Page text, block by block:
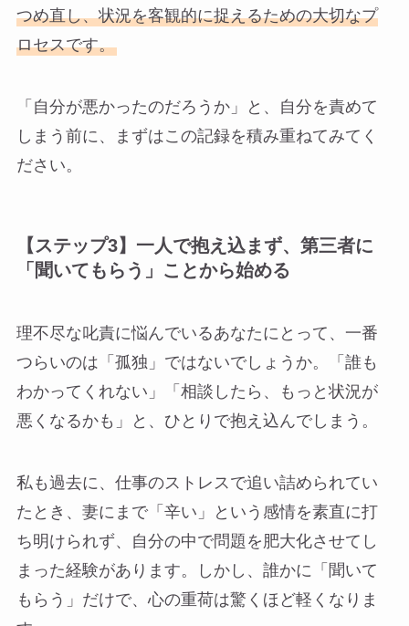
つめ直し、状況を客観的に捉えるための大切なプ
ロセスです。
「自分が悪かったのだろうか」と、自分を責めて
しまう前に、まずはこの記録を積み重ねてみてく
ださい。
【ステップ3】一人で抱え込まず、第三者に
「聞いてもらう」ことから始める
理不尽な叱責に悩んでいるあなたにとって、一番
つらいのは「孤独」ではないでしょうか。「誰も
わかってくれない」「相談したら、もっと状況が
悪くなるかも」と、ひとりで抱え込んでしまう。
私も過去に、仕事のストレスで追い詰められてい
たとき、妻にまで「辛い」という感情を素直に打
ち明けられず、自分の中で問題を肥大化させてし
まった経験があります。しかし、誰かに「聞いて
もらう」だけで、心の重荷は驚くほど軽くなりま